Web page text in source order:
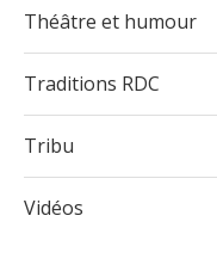
Théâtre et humour
Traditions RDC
Tribu
Vidéos